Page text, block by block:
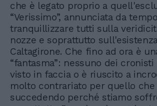
che è legato proprio a
“Verissimo”, annunciata da
tranquillizzare tutti sulla
nozze e soprattutto
Caltagirone. Che fino ad ora è
“fantasma”: nessuno dei cronisti
visto in faccia o è riuscito a
molto contrariato per quello che
succedendo perché stiamo